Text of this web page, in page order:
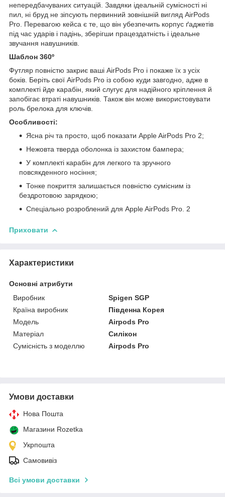
непередбачуваних ситуацій. Завдяки ідеальній сумісності ні
пил, ні бруд не зіпсують первинний зовнішній вигляд AirPods
Pro. Перевагою кейса є те, що він убезпечить корпус ґаджетів
під час ударів і падінь, зберігши працездатність і ідеальне
звучання навушників.
Шаблон 360º
Футляр повністю закриє ваші AirPods Pro і покаже їх з усіх
боків. Беріть свої AirPods Pro із собою куди завгодно, адже в
комплекті йде карабін, який слугує для надійного кріплення й
запобігає втраті навушників. Також він може використовувати
роль брелока для ключів.
Особливості:
Ясна річ та просто, щоб показати Apple AirPods Pro 2;
Нежовта тверда оболонка із захистом бампера;
У комплекті карабін для легкого та зручного
повсякденного носіння;
Тонке покриття залишається повністю сумісним із
бездротовою зарядкою;
Спеціально розроблений для Apple AirPods Pro. 2
Приховати
Характеристики
Основні атрибути
Виробник
Spigen SGP
Країна виробник
Південна Корея
Модель
Airpods Pro
Матеріал
Силікон
Сумісність з моделлю
Airpods Pro
Умови доставки
Нова Пошта
Магазини Rozetka
Укрпошта
Самовивіз
Всі умови доставки